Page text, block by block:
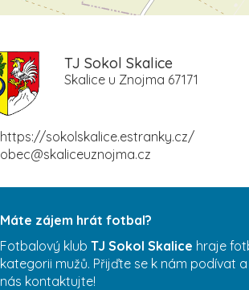
TJ Sokol Skalice
Skalice u Znojma 67171
https://sokolskalice.estranky.cz/
obec@skaliceuznojma.cz
Máte zájem hrát fotbal?
Fotbalový klub TJ Sokol Skalice hraje
kategorii mužů. Přijďte se k nám podívat
nás kontaktujte!